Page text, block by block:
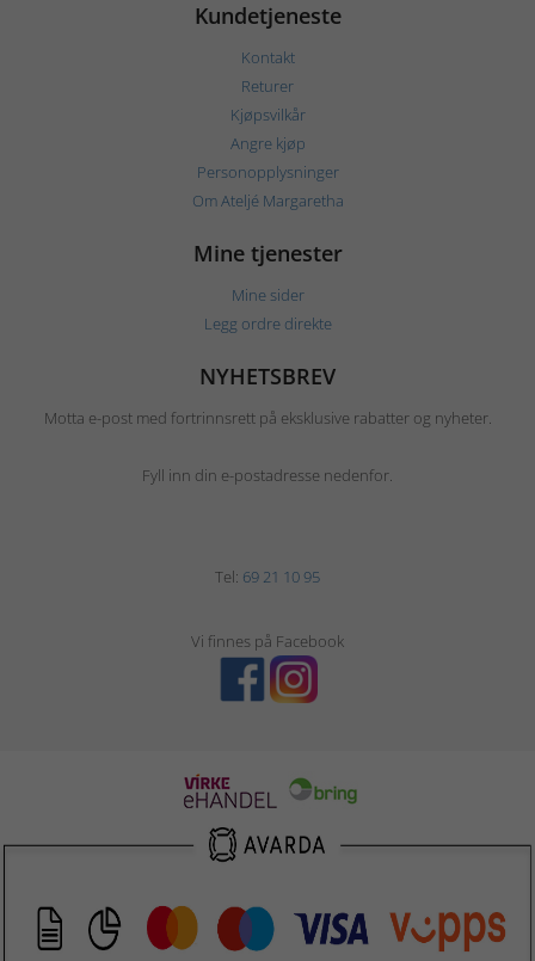
Kundetjeneste
Kontakt
Returer
Kjøpsvilkår
Angre kjøp
Personopplysninger
Om Ateljé Margaretha
Mine tjenester
Mine sider
Legg ordre direkte
NYHETSBREV
Motta e-post med fortrinnsrett på eksklusive rabatter og nyheter.
Fyll inn din e-postadresse nedenfor.
Tel: 69 21 10 95
Vi finnes på Facebook